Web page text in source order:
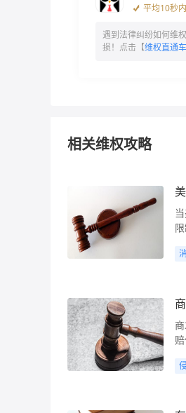
平均10秒
遇到法律纠纷如何维
损！点击【维权直通车
相关维权攻略
《